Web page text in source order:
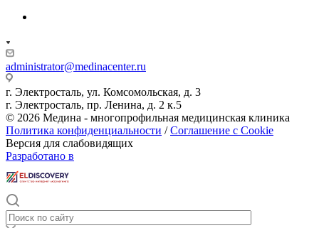
administrator@medinacenter.ru
г. Электросталь, ул. Комсомольская, д. 3
г. Электросталь, пр. Ленина, д. 2 к.5
© 2026 Медина - многопрофильная медицинская клиника
Политика конфиденциальности /Соглашение с Cookie
Версия для слабовидящих
Разработано в